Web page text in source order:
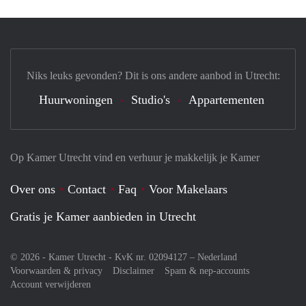
Op Kamer Utrecht vind en verhuur je makkelijk je Kamer
Over ons Contact Faq
Voor Makelaars
Gratis je Kamer aanbieden in Utrecht
© 2026 - Kamer Utrecht - KvK nr. 02094127 – Nederland
Voorwaarden & privacy
Disclaimer
Spam & nep-accounts
Account verwijderen
Niks leuks gevonden? Dit is ons andere aanbod in Utrecht:
Huurwoningen Studio's Appartementen